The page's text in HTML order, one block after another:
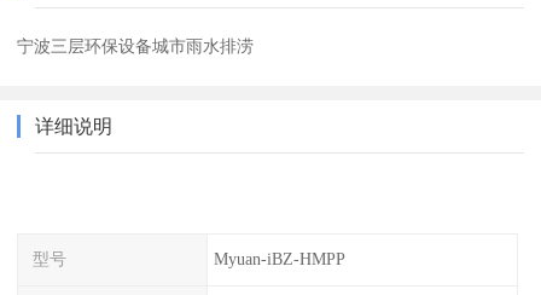
宁波三层环保设备城市雨水排涝
详细说明
型号 Myuan-iBZ-HMPP